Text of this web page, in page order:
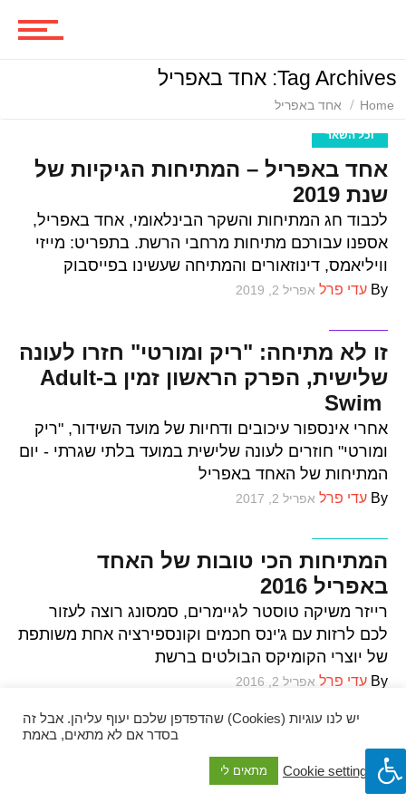
ביקורות סרטים
סדרות
משחקים
ביקורות משחקים
ספרים וקומיקס
וכל השאר
Tag Archives: אחד באפריל
Home אחד באפריל
וכל השאר
אחד באפריל – המתיחות הגיקיות של
שנת 2019
לכבוד חג המתיחות והשקר הבינלאומי, אחד באפריל,
אספנו עבורכם מתיחות מרחבי הרשת. בתפריט: מייזי
וויליאמס, דינוזאורים והמתיחה שעשינו בפייסבוק
By עדי פרל אפריל 2, 2019
זו לא מתיחה: "ריק ומורטי" חזרו לעונה
שלישית, הפרק הראשון זמין ב-Adult
Swim
אחרי אינספור עיכובים ודחיות של מועד השידור, "ריק
ומורטי" חוזרים לעונה שלישית במועד בלתי שגרתי - יום
המתיחות של האחד באפריל
By עדי פרל אפריל 2, 2017
המתיחות הכי טובות של האחד
באפריל 2016
רייזר משיקה טוסטר לגיימרים, סמסונג רוצה לעזור
לכם לרזות עם ג'ינס חכמים וקונספירציה אחת משותפת
של יוצרי הקומיקס הבולטים ברשת
By עדי פרל אפריל 2, 2016
יש לנו עוגיות (Cookies) שהדפדפן שלכם יעוף עליהן. אבל זה
בסדר אם לא מתאים, באמת
Cookie settings מתאים לי